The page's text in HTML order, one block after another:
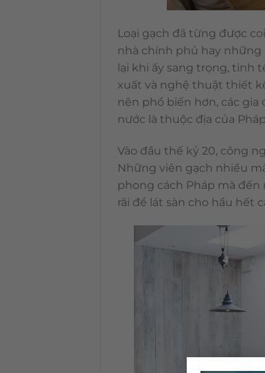
Loại gạch đã từng được
nhà chính phủ hay những
lại khi ấy sang trọng, tinh
xuất và nghệ thuật thiết
nên phổ biến hơn, các
nước là thuộc địa của
Vào đầu thế kỷ 20, công
Những viên gạch nhiều
phong cách Pháp mà đến
rãi để lát sàn cho hầu hết